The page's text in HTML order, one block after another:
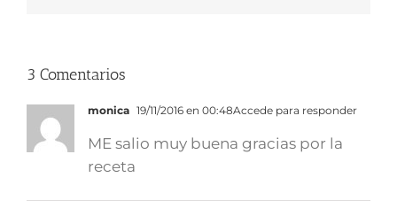
3 Comentarios
monica 19/11/2016 en 00:48Accede para responder
ME salio muy buena gracias por la
receta